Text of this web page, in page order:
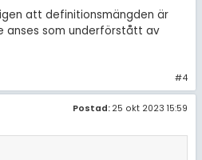
att definitionsmängden är
anses som underförstått av
#4
Postad: 25 okt 2023 15:59